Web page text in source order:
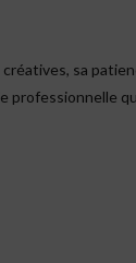
créatives, sa
professionnelle